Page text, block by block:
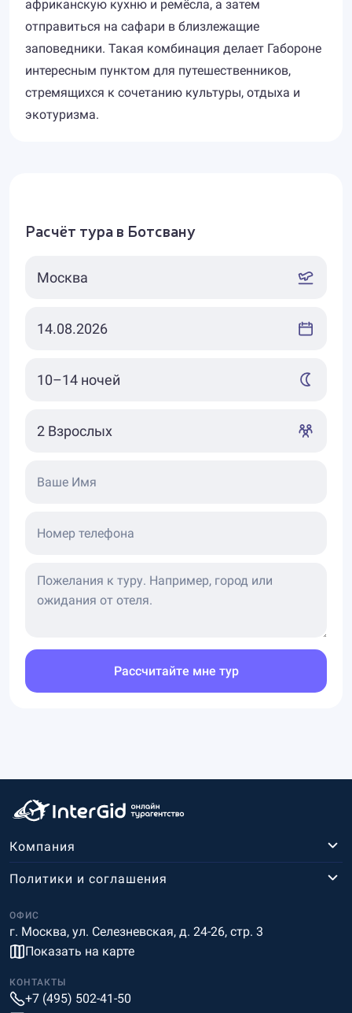
африканскую кухню и ремёсла, а затем
отправиться на сафари в близлежащие
заповедники. Такая комбинация делает Габороне
интересным пунктом для путешественников,
стремящихся к сочетанию культуры, отдыха и
экотуризма.
Расчёт тура в Ботсвану
Ваше Имя
Номер телефона
Рассчитайте мне тур
Компания
ОФИС
г. Москва, ул. Селезневская, д. 24-26, стр. 3
Показать на карте
Политики и соглашения
КОНТАКТЫ
+7 (495) 502-41-50